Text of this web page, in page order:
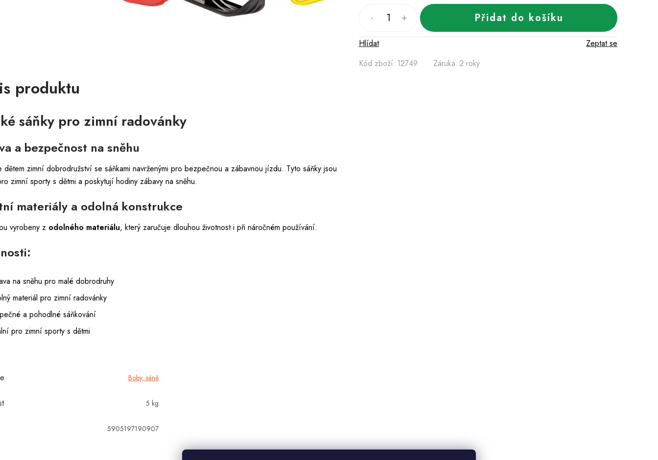
Přidat do košíku
Kód zboží: 12749 Záruka: 2 roky
Zeptat se
Hlídat
produktu
sáňky pro zimní radovánky
a bezpečnost na sněhu
dětem zimní dobrodružství se sáňkami navrženými pro bezpečnou a zábavnou jízdu. Tyto sáňky jsou
zimní sporty s dětmi a poskytují hodiny zábavy na sněhu.
materiály a odolná konstrukce
vyrobeny z odolného materiálu, který zaručuje dlouhou životnost i při náročném používání.
na sněhu pro malé dobrodruhy
materiál pro zimní radovánky
a pohodlné sáňkování
pro zimní sporty s dětmi
Boby, sáně
5 kg
5905197190907